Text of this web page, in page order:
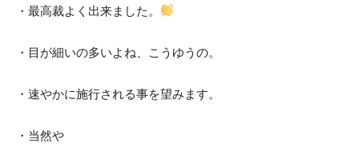
・最高裁よく出来ました。
・目が細いの多いよね、こうゆうの。
・速やかに施行される事を望みます。
・当然や